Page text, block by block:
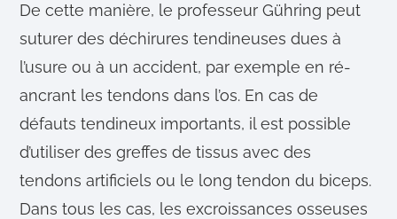
De cette manière, le professeur Gühring peut
suturer des déchirures tendineuses dues à
l’usure ou à un accident, par exemple en ré-
ancrant les tendons dans l’os. En cas de
défauts tendineux importants, il est possible
d’utiliser des greffes de tissus avec des
tendons artificiels ou le long tendon du biceps.
Dans tous les cas, les excroissances osseuses